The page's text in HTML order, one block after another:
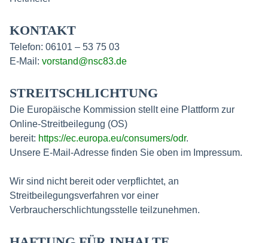
KONTAKT
Telefon: 06101 – 53 75 03
E-Mail: vorstand@nsc83.de
STREITSCHLICHTUNG
Die Europäische Kommission stellt eine Plattform zur
Online-Streitbeilegung (OS)
bereit: https://ec.europa.eu/consumers/odr.
Unsere E-Mail-Adresse finden Sie oben im Impressum.
Wir sind nicht bereit oder verpflichtet, an
Streitbeilegungsverfahren vor einer
Verbraucherschlichtungsstelle teilzunehmen.